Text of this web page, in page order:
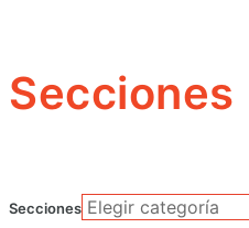
Secciones
Secciones